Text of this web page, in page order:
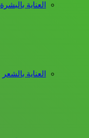
العناية بالبشرة
العناية بالشعر